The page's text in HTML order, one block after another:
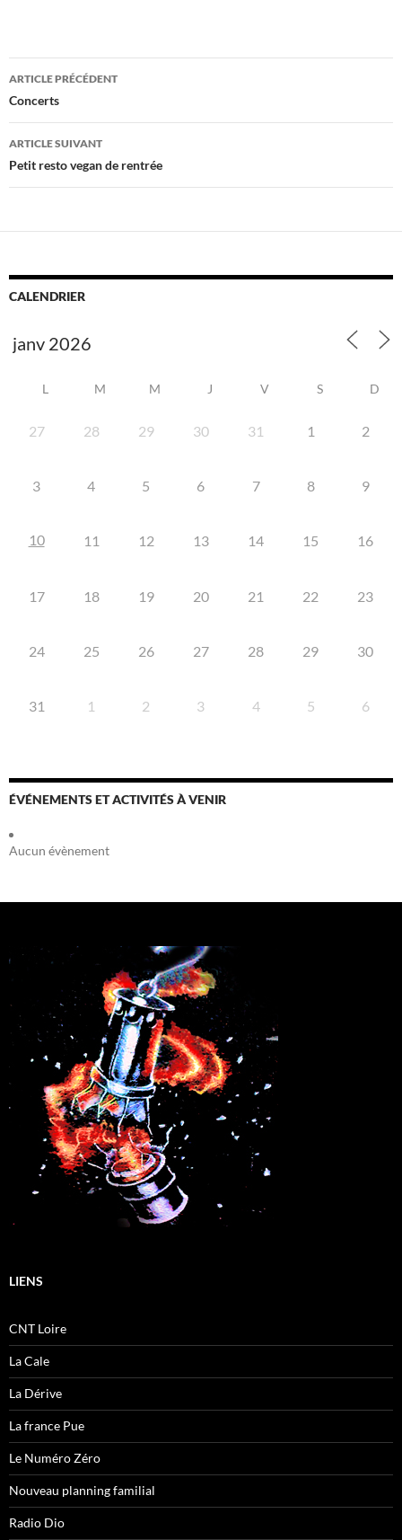
Navigation
des
articles
ARTICLE PRÉCÉDENT
Concerts
ARTICLE SUIVANT
Petit resto vegan de rentrée
CALENDRIER
L M M J V S D
27 28 29 30 31 1 2
3 4 5 6 7 8 9
10 11 12 13 14 15 16
17 18 19 20 21 22 23
24 25 26 27 28 29 30
31 1 2 3 4 5 6
ÉVÉNEMENTS ET ACTIVITÉS À VENIR
Aucun évènement
LIENS
CNT Loire
La Cale
La Dérive
La france Pue
Le Numéro Zéro
Nouveau planning familial
Radio Dio